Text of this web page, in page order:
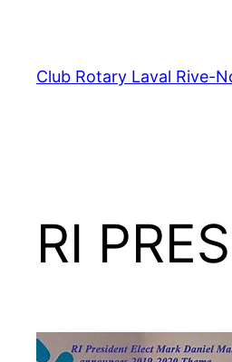
contenu
Club Rotary Laval Rive-
RI